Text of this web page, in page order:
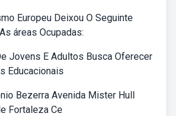
Europeu Deixou O Seguinte
áreas Ocupadas:
Jovens E Adultos Busca Oferecer
Educacionais
Bezerra Avenida Mister Hull
Fortaleza Ce